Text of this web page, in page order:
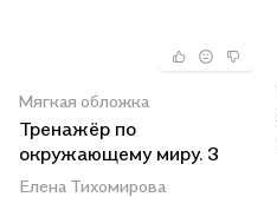
Мягкая обложка
Тренажёр по
окружающему миру. 3
класс. К учебнику А.А.
Елена Тихомирова